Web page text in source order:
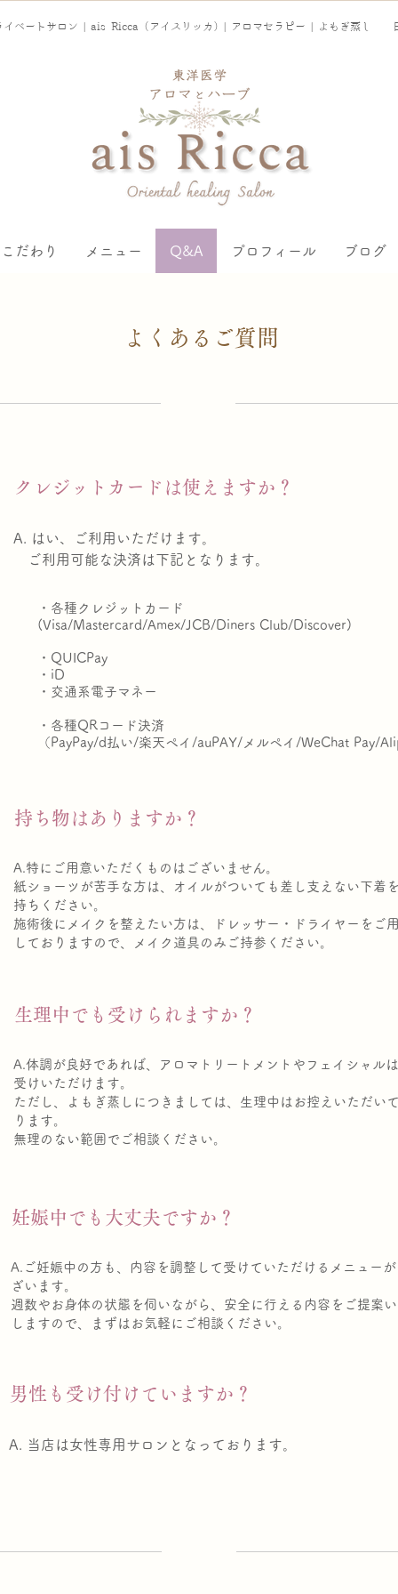
イベートサロン | ais Ricca（アイスリッカ） アロマセラピー | よもぎ蒸し
こだわり メニュー Q&A プロフィール ブログ
よくあるご質問
レジットカードは使えますか？
A. はい、ご利用いただけます。
​ご利用可能な決済は下記となります。
・各種クレジットカード
(Visa/Mastercard/Amex/JCB/Diners Club/Discover)
・QUICPay
・ iD
・交通系電子マネー
・各種QRコード決済
（PayPay/d払い/楽天ペイ/auPAY/メルペイ/WeChat Pay/
ち物はありますか？
A.特にご用意いただくものはございません。
紙ショーツが苦手な方は、オイルがついても差し支えない下着
持ちください。
施術後にメイクを整えたい方は、ドレッサー・ドライヤーをご
しておりますので、メイク道具のみご持参ください。
理中でも受けられますか？
A.体調が良好であれば、アロマトリートメントやフェイシャル
受けいただけます。
ただし、よもぎ蒸しにつきましては、生理中はお控えいただい
ります。
無理のない範囲でご相談ください。
娠中でも大丈夫ですか？
A.ご妊娠中の方も、内容を調整して受けていただけるメニュー
ざいます。
週数やお身体の状態を伺いながら、安全に行える内容をご提案
しますので、まずはお気軽にご相談ください。
性も受け付けていますか？
A. 当店は女性専用サロンとなっております。